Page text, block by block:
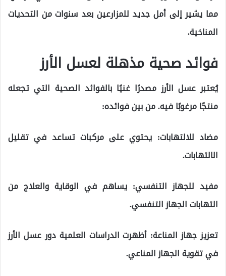
مما يشير إلى أمل جديد للمزارعين بعد سنوات من التحديات
المناخية.
فوائد صحية مذهلة لعسل الأرز
يُعتبر عسل الأرز مصدرًا غنيًا بالفوائد الصحية التي تجعله
منتجًا مرغوبًا فيه. من بين فوائده:
مضاد للالتهابات: يحتوي على مركبات تساعد في تقليل
الالتهابات.
مفيد للجهاز التنفسي: يساهم في الوقاية والعلاج من
التهابات الجهاز التنفسي.
تعزيز جهاز المناعة: أظهرت الدراسات العلمية دور عسل الأرز
في تقوية الجهاز المناعي.